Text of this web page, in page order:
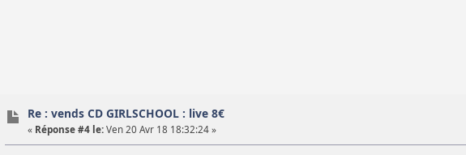
Re : vends CD GIRLSCHOOL : live 8€
« Réponse #4 le: Ven 20 Avr 18 18:32:24 »